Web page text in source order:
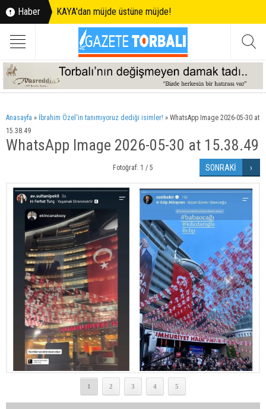
Haber KAYA'dan müjde üstüne müjde!
Anasayfa » İbrahim Özel'in tanımıyoruz dediği isimler! » WhatsApp Image 2026-05-30 at
15.38.49
WhatsApp Image 2026-05-30 at 15.38.49
Fotoğraf: 1 / 5 SONRAKİ
1 2 3 4 5